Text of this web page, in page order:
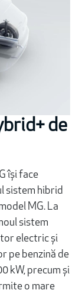
de
își face
sistem hibrid
MG. La
sistem
electric și
pe benzină de
kW, precum și
o mare